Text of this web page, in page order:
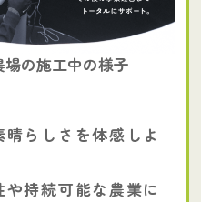
の施工中の様子
晴らしさを体感しよ
持続可能な農業に